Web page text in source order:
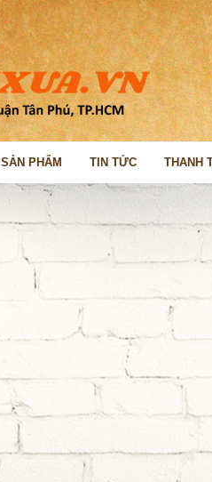
SẢN PHẨM TIN TỨC THANH